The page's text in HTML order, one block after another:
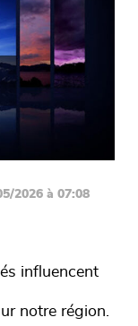
2026 à 07:08
influencent
notre région.